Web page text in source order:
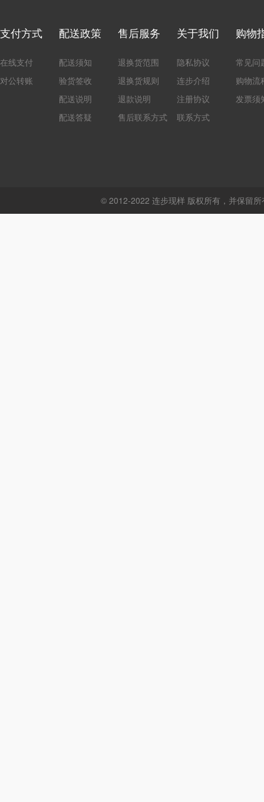
支付方式
在线支付
对公转账
配送政策
配送须知
验货签收
配送说明
配送答疑
售后服务
退换货范围
退换货规则
退款说明
售后联系方式
关于我们
隐私协议
连步介绍
注册协议
联系方式
购物
常见问
购物流
发票须
© 2012-2022 连步现样 版权所有，并保留